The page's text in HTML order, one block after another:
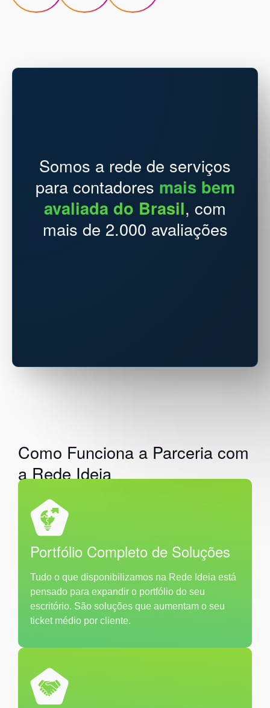
Somos a rede de serviços
para contadores mais bem
avaliada do Brasil, com
mais de 2.000 avaliações
Como Funciona a Parceria com
a Rede Ideia
Portfólio Completo de Soluções
Tudo o que disponibilizamos na Rede Ideia está
pensado para expandir o portfólio do seu
escritório. São soluções que aumentam o seu
ticket médio por cliente.